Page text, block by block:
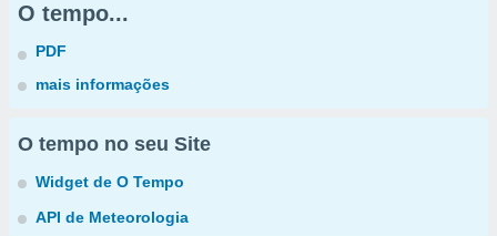
O tempo...
PDF
mais informações
O tempo no seu Site
Widget de O Tempo
API de Meteorologia